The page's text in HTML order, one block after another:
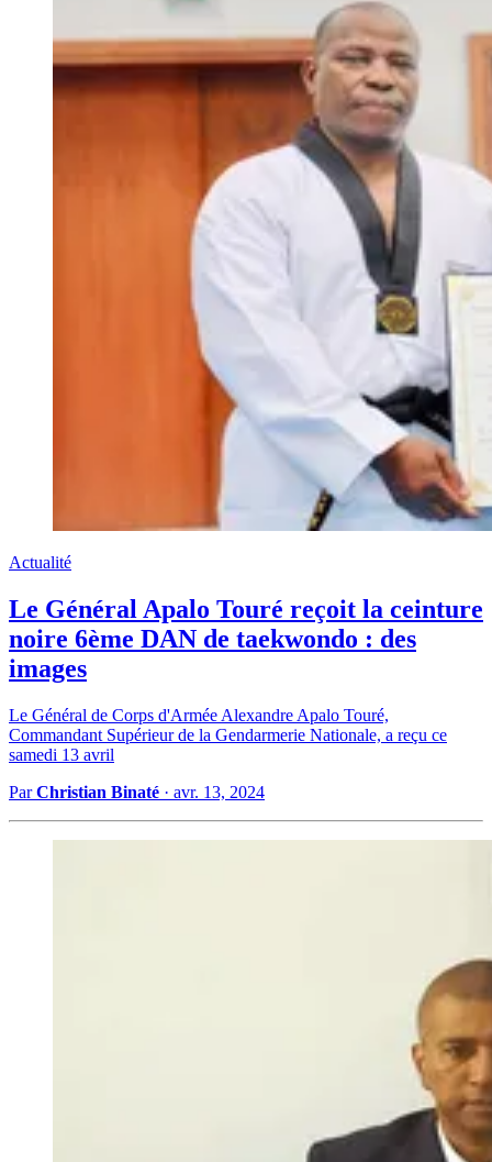
Actualité
Le Général Apalo Touré reçoit la ceinture
noire 6ème DAN de taekwondo : des
images
Le Général de Corps d'Armée Alexandre Apalo Touré,
Commandant Supérieur de la Gendarmerie Nationale, a reçu ce
samedi 13 avril
ParChristian Binaté · avr. 13, 2024